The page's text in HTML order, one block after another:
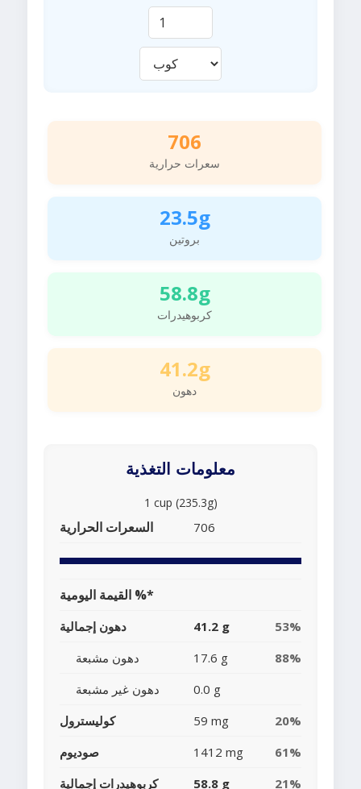
706
سعرات حرارية
23.5g
بروتين
58.8g
كربوهيدرات
41.2g
دهون
معلومات التغذية
1 cup (235.3g)
السعرات الحرارية 706
القيمة اليومية %*
دهون إجمالية 41.2 g
53%
دهون مشبعة
17.6 g
88%
دهون غير مشبعة
0.0 g
كوليسترول
59 mg
20%
صوديوم
1412 mg
61%
كربوهيدرات إجمالية
58.8 g 21%